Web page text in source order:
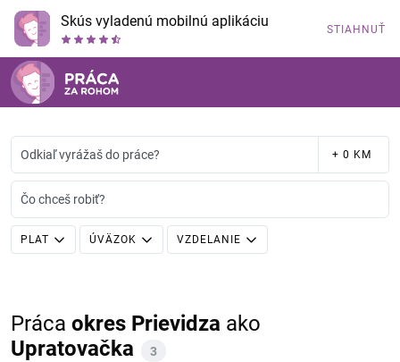
Skús vyladenú mobilnú aplikáciu STIAHNUŤ
Odkiaľ vyrážaš do práce? + 0 KM
Čo chceš robiť?
PLAT ÚVÄZOK VZDELANIE
Práca okres Prievidza ako
Upratovačka
3